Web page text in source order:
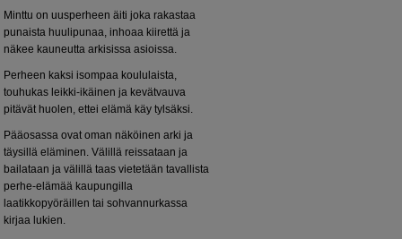
Minttu on uusperheen äiti joka rakastaa
punaista huulipunaa, inhoaa kiirettä ja
näkee kauneutta arkisissa asioissa.
Perheen kaksi isompaa koululaista,
touhukas leikki-ikäinen ja kevätvauva
pitävät huolen, ettei elämä käy tylsäksi.
Pääosassa ovat oman näköinen arki ja
täysillä eläminen. Välillä reissataan ja
bailataan ja välillä taas vietetään tavallista
perhe-elämää kaupungilla
laatikkopyöräillen tai sohvannurkassa
kirjaa lukien.